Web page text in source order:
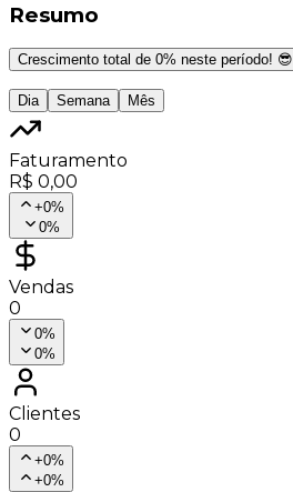
Resumo
Crescimento total de 0% neste período! 😎
Dia Semana Mês
Faturamento
R$ 0,00
+0%
0%
Vendas
0
0%
0%
Clientes
0
+0%
+0%